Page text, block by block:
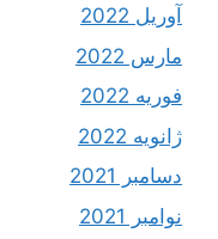
آوریل 2022
مارس 2022
فوریه 2022
ژانویه 2022
دسامبر 2021
نوامبر 2021